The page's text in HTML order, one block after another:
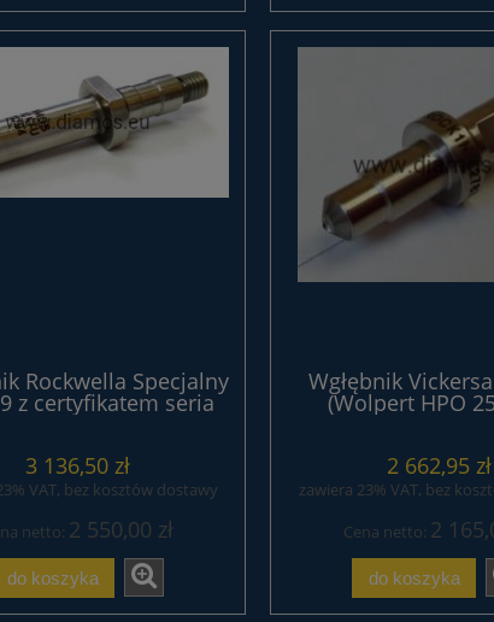
Rockwella Specjalny
z certyfikatem seria
EXPERT
3 136,50 zł
VAT, bez kosztów dostawy
netto: 2 550,00 zł
do koszyka
Wgłębnik
(Wolpert HPO
standard ) z
2 662,95 zł
zawiera 23% VAT, bez
Cena netto: 2
do koszyka